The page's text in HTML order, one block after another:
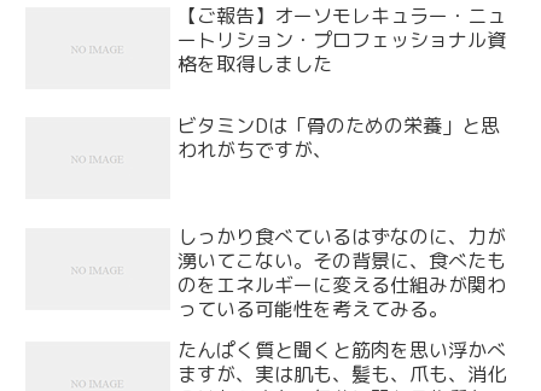
【ご報告】オーソモレキュラー・ニュ
ートリション・プロフェッショナル資
格を取得しました
ビタミンDは「骨のための栄養」と思
われがちですが、
しっかり食べているはずなのに、力が
湧いてこない。その背景に、食べたも
のをエネルギーに変える仕組みが関わ
っている可能性を考えてみる。
たんぱく質と聞くと筋肉を思い浮かべ
ますが、実は肌も、髪も、爪も、消化